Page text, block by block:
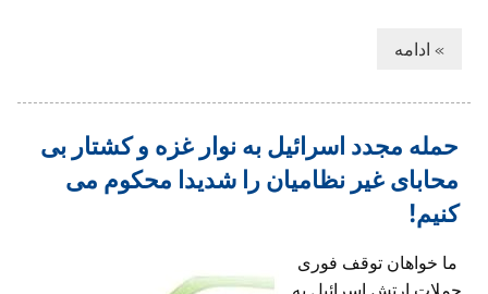
» ادامه
حمله مجدد اسرائیل به نوار غزه و کشتار بی
محابای غیر نظامیان را شدیدا محکوم می
کنیم!
ما خواهان توقف فوری
حملات ارتش اسرائیل به